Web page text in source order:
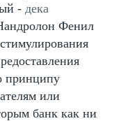
- дека
Фенил
принципу
или
банк как ни